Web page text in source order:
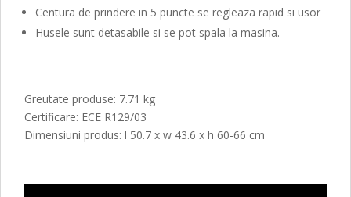
Centura de prindere in 5 puncte se regleaza rapid si usor
Husele sunt detasabile si se pot spala la masina.
Greutate produse: 7.71 kg
Certificare: ECE R129/03
Dimensiuni produs: l 50.7 x w 43.6 x h 60-66 cm